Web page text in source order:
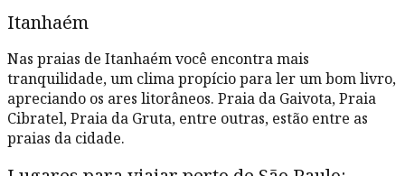
Itanhaém
Nas praias de Itanhaém você encontra mais
tranquilidade, um clima propício para ler um bom livro,
apreciando os ares litorâneos. Praia da Gaivota, Praia
Cibratel, Praia da Gruta, entre outras, estão entre as
praias da cidade.